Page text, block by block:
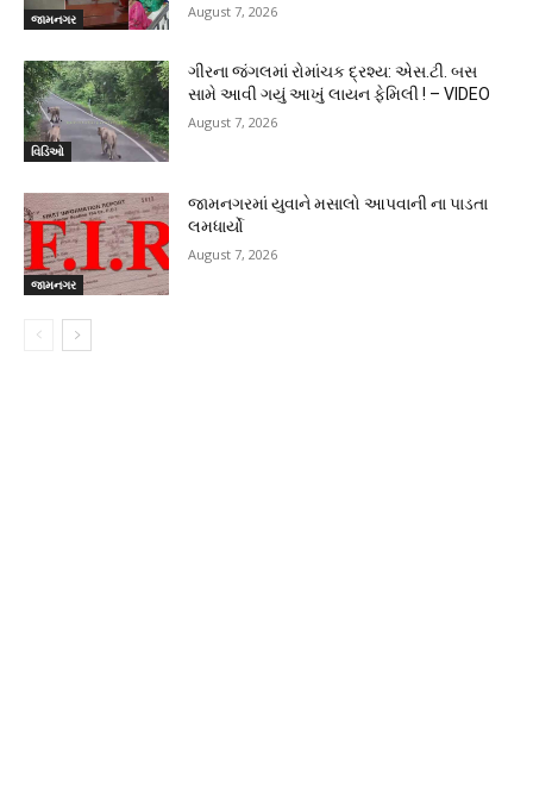
જામનગર August 7, 2026
વિડિઓ
ગીરના જંગલમાં રોમાંચક દ્રશ્ય: એસ.ટી. બસ
સામે આવી ગયું આખું લાયન ફેમિલી ! – VIDEO
August 7, 2026
જામનગર
જામનગરમાં યુવાને મસાલો આપવાની ના પાડતા
લમધાર્યો
August 7, 2026